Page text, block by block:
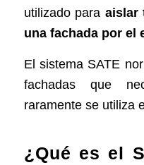
utilizado para aislar
una fachada por el
El sistema SATE
fachadas que
raramente se utiliza
¿Qué es el